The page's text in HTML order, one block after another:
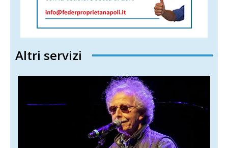
Altri servizi